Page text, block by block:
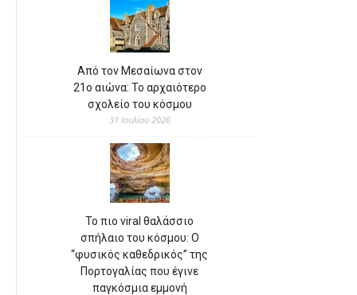
Από τον Μεσαίωνα στον
21ο αιώνα: Το αρχαιότερο
σχολείο του κόσμου
31 Ιουλίου 2026
Το πιο viral θαλάσσιο
σπήλαιο του κόσμου: Ο
“φυσικός καθεδρικός” της
Πορτογαλίας που έγινε
παγκόσμια εμμονή